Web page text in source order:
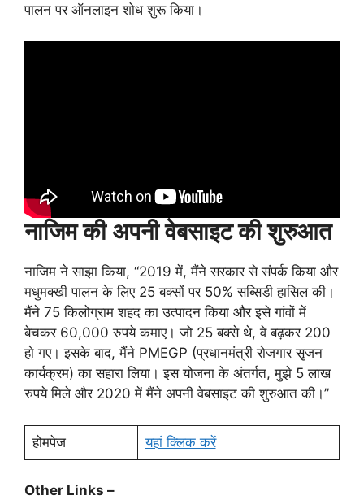
पालन पर ऑनलाइन शोध शुरू किया।
नाजिम की अपनी वेबसाइट की शुरुआत
नाजिम ने साझा किया, “2019 में, मैंने सरकार से संपर्क किया और
मधुमक्खी पालन के लिए 25 बक्सों पर 50% सब्सिडी हासिल की।
मैंने 75 किलोग्राम शहद का उत्पादन किया और इसे गांवों में
बेचकर 60,000 रुपये कमाए। जो 25 बक्से थे, वे बढ़कर 200
हो गए। इसके बाद, मैंने PMEGP (प्रधानमंत्री रोजगार सृजन
कार्यक्रम) का सहारा लिया। इस योजना के अंतर्गत, मुझे 5 लाख
रुपये मिले और 2020 में मैंने अपनी वेबसाइट की शुरुआत की।”
होमपेज यहां क्लिक करें
Other Links –